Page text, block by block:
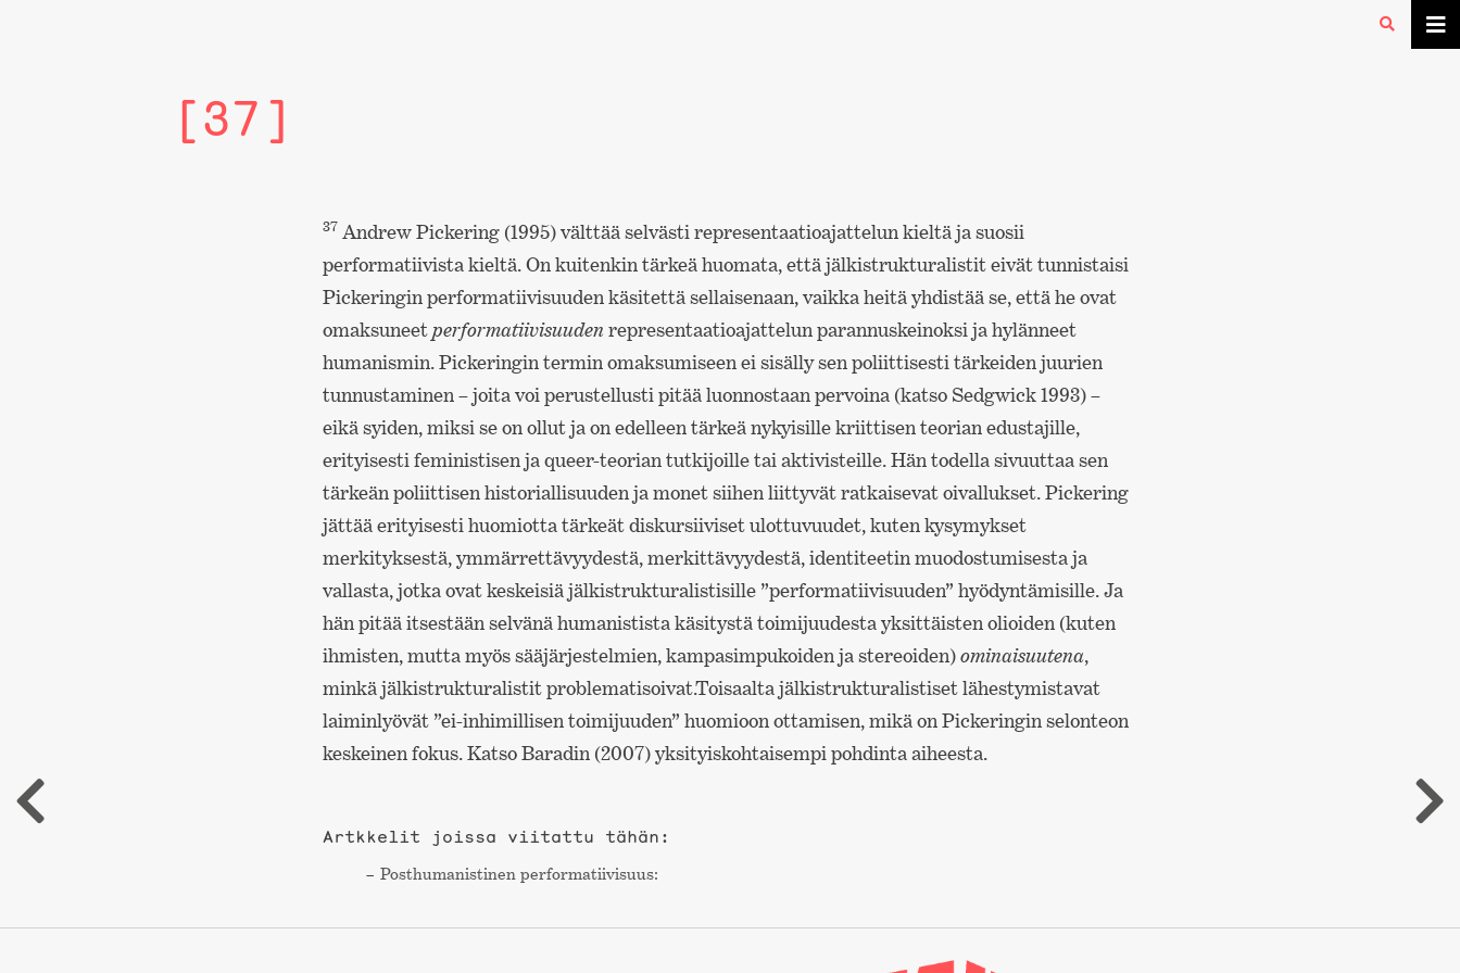
[37]
37 Andrew Pickering (1995) välttää selvästi representaatioajattelun kieltä ja suosii
performatiivista kieltä. On kuitenkin tärkeä huomata, että jälkistrukturalistit eivät tunnistaisi
Pickeringin performatiivisuuden käsitettä sellaisenaan, vaikka heitä yhdistää se, että he ovat
omaksuneetperformatiivisuuden representaatioajattelun parannuskeinoksi ja hylänneet
humanismin. Pickeringin termin omaksumiseen ei sisälly sen poliittisesti tärkeiden juurien
tunnustaminen – joita voi perustellusti pitää luonnostaan pervoina (katso Sedgwick 1993) –
eikä syiden, miksi se on ollut ja on edelleen tärkeä nykyisille kriittisen teorian edustajille,
erityisesti feministisen ja queer-teorian tutkijoille tai aktivisteille. Hän todella sivuuttaa sen
tärkeän poliittisen historiallisuuden ja monet siihen liittyvät ratkaisevat oivallukset. Pickering
jättää erityisesti huomiotta tärkeät diskursiiviset ulottuvuudet, kuten kysymykset
merkityksestä, ymmärrettävyydestä, merkittävyydestä, identiteetin muodostumisesta ja
vallasta, jotka ovat keskeisiä jälkistrukturalistisille ”performatiivisuuden” hyödyntämisille. Ja
hän pitää itsestään selvänä humanistista käsitystä toimijuudesta yksittäisten olioiden (kuten
ihmisten, mutta myös sääjärjestelmien, kampasimpukoiden ja stereoiden)ominaisuutena,
minkä jälkistrukturalistit problematisoivat.Toisaalta jälkistrukturalistiset lähestymistavat
laiminlyövät ”ei-inhimillisen toimijuuden” huomioon ottamisen, mikä on Pickeringin selonteon
keskeinen fokus. Katso Baradin (2007) yksityiskohtaisempi pohdinta aiheesta.
Artkkelit joissa viitattu tähän:
Post­humanistinen performa­tiivisuus: